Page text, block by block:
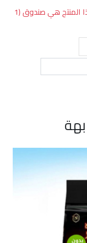
ملاحظة: أقل كمية يمكن طلبها من هذا المنتج هي صندوق (1